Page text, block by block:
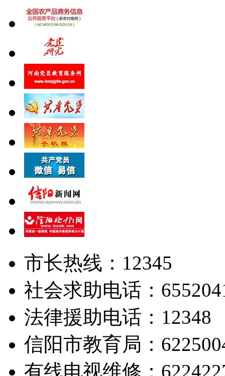
市长热线：12345
社会求助电话：
法律援助电话：12348
信阳市教育局：
有线电视维修：